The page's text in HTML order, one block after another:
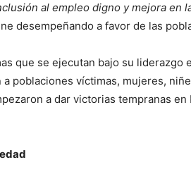
al empleo digno y mejora en
desempeñando a favor de las
que se ejecutan bajo su liderazgo
poblaciones víctimas, mujeres,
a dar victorias tempranas